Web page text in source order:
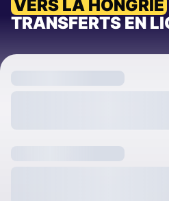
VERS LA HONGRIE
TRANSFERTS EN